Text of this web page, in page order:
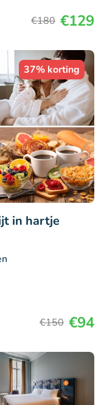
€180 €129
37% korting
in hartje
€150 €94